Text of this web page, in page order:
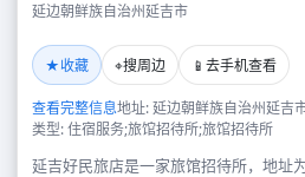
延边朝鲜族自治州延吉市
★收藏 ⌖搜周边 📱 去手机查看
查看完整信息地址: 延边朝鲜族自治州延吉
类型: 住宿服务;旅馆招待所;旅馆招待所
延吉好民旅店是一家旅馆招待所，地址